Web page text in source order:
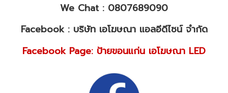
We Chat : 0807689090
Facebook : บริษัท เอโฆษณา แอลอีดีไซน์ จำกัด
Facebook Page: ป้ายขอนแก่น เอโฆษณา LED